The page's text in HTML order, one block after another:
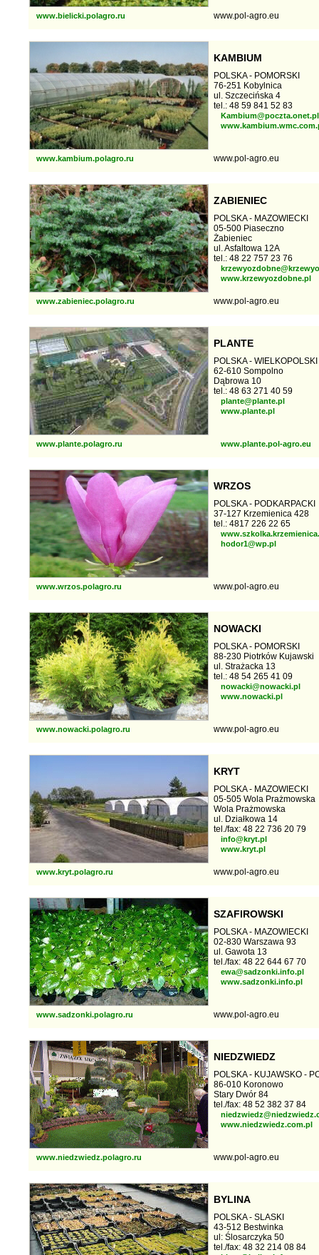
www.bielicki.polagro.ru www.pol-agro.eu
KAMBIUM
POLSKA - POMORSKI
76-251 Kobylnica
ul. Szczecińska 4
tel.: 48 59 841 52 83
Kambium@poczta.onet.pl
www.kambium.polagro.ru www.pol-agro.eu
ZABIENIEC
POLSKA - MAZOWIECKI
05-500 Piaseczno
Żabieniec
ul. Asfaltowa 12A
tel.: 48 22 757 23 76
www.krzewyozdobne.pl
www.zabieniec.polagro.ru www.pol-agro.eu
PLANTE
POLSKA - WIELKOPOLSKI
62-610 Sompolno
Dąbrowa 10
tel.: 48 63 271 40 59
plante@plante.pl
www.plante.pl
www.plante.polagro.ru www.plante.pol-agro.eu
WRZOS
POLSKA - PODKARPACKI
37-127 Krzemienica 428
tel.: 4817 226 22 65
hodor1@wp.pl
www.wrzos.polagro.ru www.pol-agro.eu
NOWACKI
POLSKA - POMORSKI
88-230 Piotrków Kujawski
ul. Strażacka 13
tel.: 48 54 265 41 09
nowacki@nowacki.pl
www.nowacki.pl
www.nowacki.polagro.ru www.pol-agro.eu
KRYT
POLSKA - MAZOWIECKI
05-505 Wola Prażmowska
Wola Prażmowska
ul. Działkowa 14
tel./fax: 48 22 736 20 79
info@kryt.pl
www.kryt.pl
www.kryt.polagro.ru www.pol-agro.eu
SZAFIROWSKI
POLSKA - MAZOWIECKI
02-830 Warszawa 93
ul. Gawota 13
tel./fax: 48 22 644 67 70
ewa@sadzonki.info.pl
www.sadzonki.info.pl
www.sadzonki.polagro.ru www.pol-agro.eu
NIEDZWIEDZ
POLSKA - KUJAWSKO -
86-010 Koronowo
Stary Dwór 84
tel./fax: 48 52 382 37 84
www.niedzwiedz.com.pl
www.niedzwiedz.polagro.ru www.pol-agro.eu
BYLINA
POLSKA - SLASKI
43-512 Bestwinka
ul: Ślosarczyka 50
tel./fax: 48 32 214 08 84